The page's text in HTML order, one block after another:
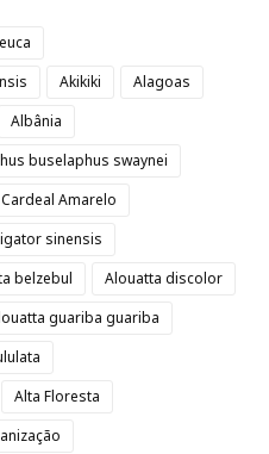
Akikiki
Alagoas
Albânia
buselaphus swaynei
Amarelo
sinensis
belzebul
Alouatta discolor
guariba guariba
Alta Floresta